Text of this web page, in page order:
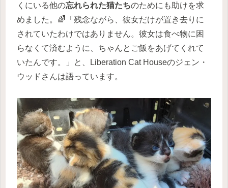
くにいる他の忘れられた猫たちのためにも助けを求
めました。🌈「残念ながら、彼女だけが置き去りに
されていたわけではありません。彼女は食べ物に困
らなくて済むように、ちゃんとご飯をあげてくれて
いたんです。」と、Liberation Cat Houseのジェン・
ウッドさんは語っています。